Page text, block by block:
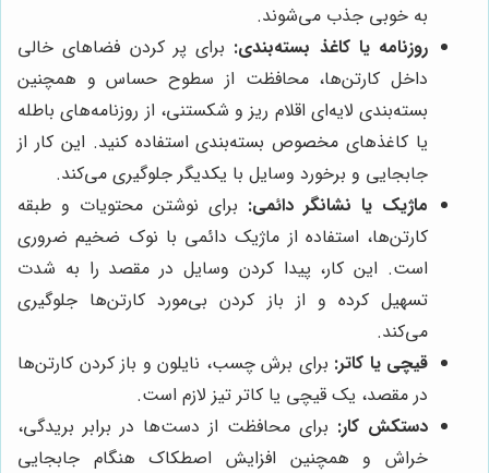
به خوبی جذب می‌شوند.
روزنامه یا کاغذ بسته‌بندی: برای پر کردن فضاهای خالی
داخل کارتن‌ها، محافظت از سطوح حساس و همچنین
بسته‌بندی لایه‌ای اقلام ریز و شکستنی، از روزنامه‌های باطله
یا کاغذهای مخصوص بسته‌بندی استفاده کنید. این کار از
جابجایی و برخورد وسایل با یکدیگر جلوگیری می‌کند.
ماژیک یا نشانگر دائمی: برای نوشتن محتویات و طبقه
کارتن‌ها، استفاده از ماژیک دائمی با نوک ضخیم ضروری
است. این کار، پیدا کردن وسایل در مقصد را به شدت
تسهیل کرده و از باز کردن بی‌مورد کارتن‌ها جلوگیری
می‌کند.
قیچی یا کاتر: برای برش چسب، نایلون و باز کردن کارتن‌ها
در مقصد، یک قیچی یا کاتر تیز لازم است.
دستکش کار: برای محافظت از دست‌ها در برابر بریدگی،
خراش و همچنین افزایش اصطکاک هنگام جابجایی